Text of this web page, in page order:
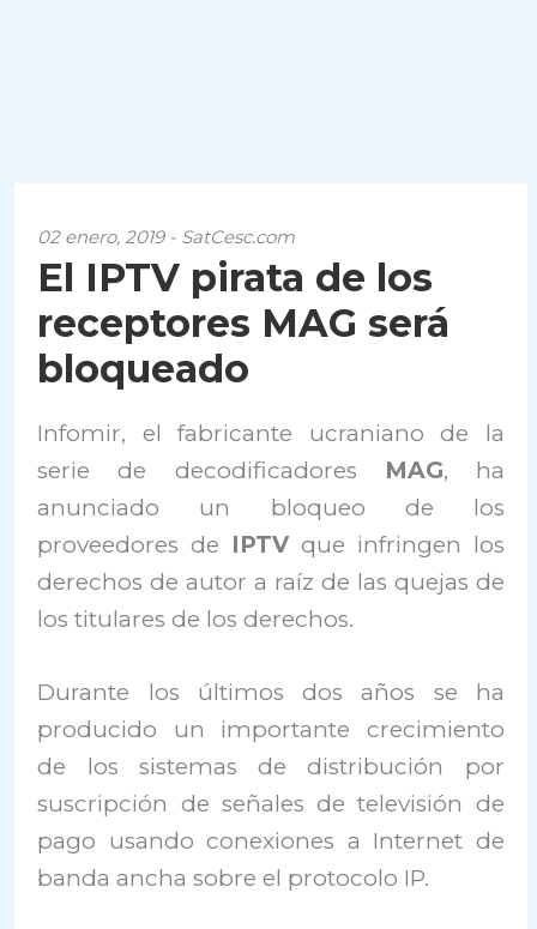
02 enero, 2019 - SatCesc.com
El IPTV pirata de los
receptores MAG será
bloqueado
Infomir, el fabricante ucraniano de la
serie de decodificadores
MAG, ha
anunciado un bloqueo de los
proveedores de IPTV que infringen los
derechos de autor a raíz de las quejas de
los titulares de los derechos.
Durante los últimos dos años se ha
producido un importante crecimiento
de los sistemas de distribución por
suscripción de señales de televisión de
pago usando conexiones a Internet de
banda ancha sobre el protocolo IP.